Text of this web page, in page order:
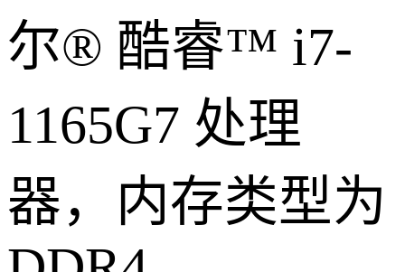
尔® 酷睿™ i7-
1165G7 处理
器，内存类型为